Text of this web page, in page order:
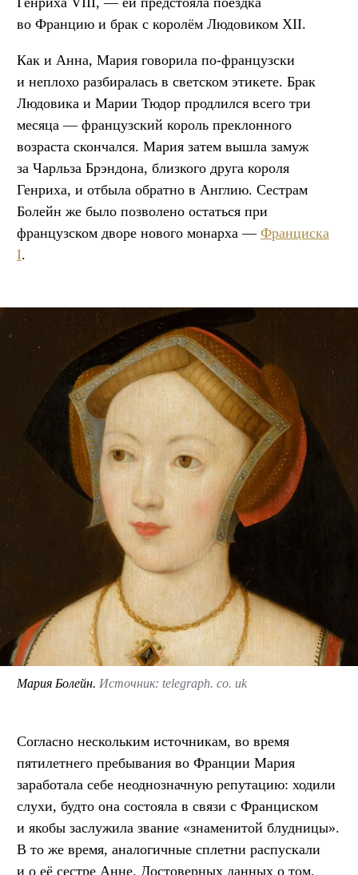
во Францию и брак с королём Людовиком XII.
Как и Анна, Мария говорила по-французски
и неплохо разбиралась в светском этикете. Брак
Людовика и Марии Тюдор продлился всего три
месяца — французский король преклонного
возраста скончался. Мария затем вышла замуж
за Чарльза Брэндона, близкого друга короля
Генриха, и отбыла обратно в Англию. Сестрам
Болейн же было позволено остаться при
французском дворе нового монарха — Франциска
I.
Мария Болейн. Источник: telegraph. co. uk
Согласно нескольким источникам, во время
пятилетнего пребывания во Франции Мария
заработала себе неоднозначную репутацию: ходили
слухи, будто она состояла в связи с Франциском
и якобы заслужила звание «знаменитой блудницы».
В то же время, аналогичные сплетни распускали
и о её сестре Анне. Достоверных данных о том,